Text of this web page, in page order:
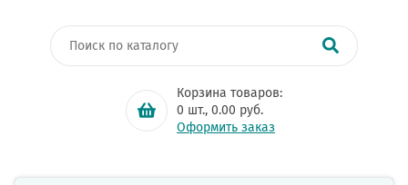
Корзина товаров:
0 шт., 0.00 руб.
Оформить заказ